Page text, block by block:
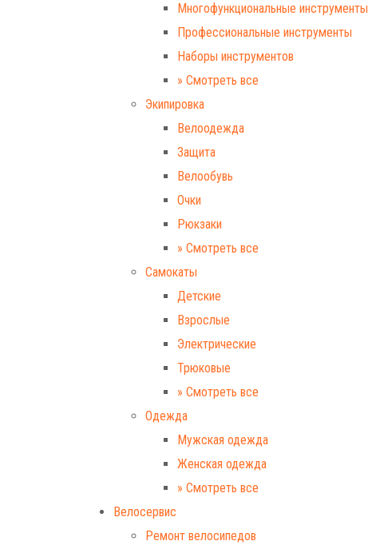
Многофункциональные инструменты
Профессиональные инструменты
Наборы инструментов
» Смотреть все
Экипировка
Велоодежда
Защита
Велообувь
Очки
Рюкзаки
» Смотреть все
Самокаты
Детские
Взрослые
Электрические
Трюковые
» Смотреть все
Одежда
Мужская одежда
Женская одежда
» Смотреть все
Велосервис
Ремонт велосипедов